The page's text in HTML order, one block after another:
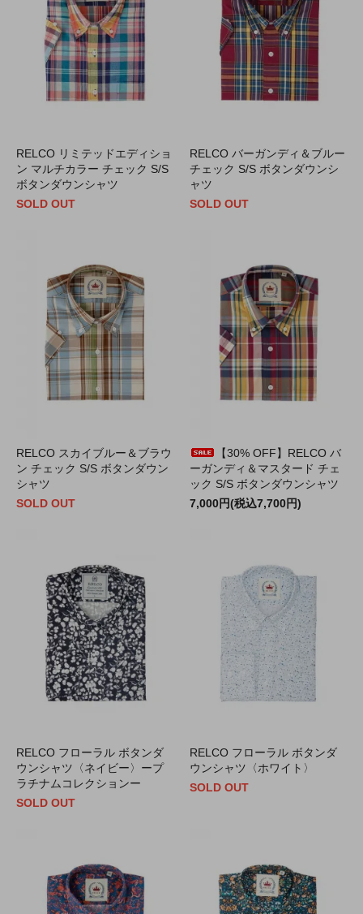
RELCO リミテッドエディショ
ン マルチカラー チェック S/S
ボタンダウンシャツ
SOLD OUT
RELCO バーガンディ＆ブルー
チェック S/S ボタンダウンシ
ャツ
SOLD OUT
RELCO スカイブルー＆ブラウ
ン チェック S/S ボタンダウン
シャツ
SOLD OUT
【30% OFF】RELCO バ
ーガンディ＆マスタード チェ
ック S/S ボタンダウンシャツ
7,000円(税込7,700円)
RELCO フローラル ボタンダ
ウンシャツ〈ネイビー〉ープ
ラチナムコレクションー
SOLD OUT
RELCO フローラル ボタンダ
ウンシャツ〈ホワイト〉
SOLD OUT